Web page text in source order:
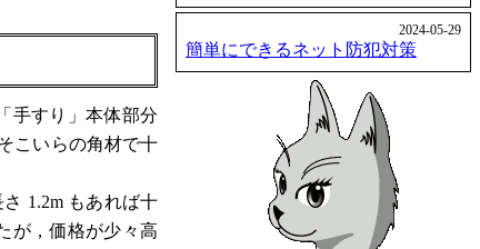
2024-05-29
簡単にできるネット防犯対策
手すり」本体部分
こいらの角材で十
1.2m もあれば十
が，価格が少々高